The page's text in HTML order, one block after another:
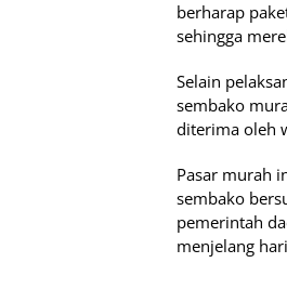
berharap
sehingga
Selain
sembako
diterima oleh
Pasar murah
sembako
pemerintah
menjelang